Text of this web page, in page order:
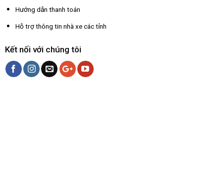
Hướng dẫn thanh toán
Hỗ trợ thông tin nhà xe các tỉnh
Kết nối với chúng tôi